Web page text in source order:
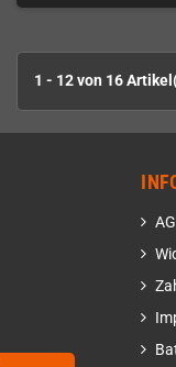
1 - 12 von 16